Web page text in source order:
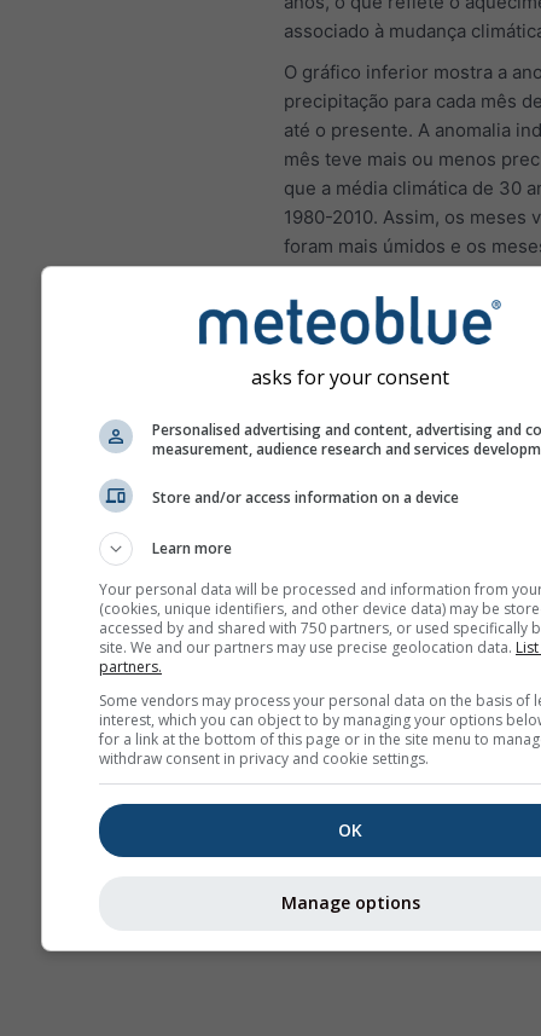
associado à mudança
O gráfico inferior mostra a
precipitação para cada mês
até o presente. A anomalia
mês teve mais ou menos
que a média climática de 30
1980-2010. Assim, os meses
foram mais úmidos e os
mais secos do que o normal.
Mudança climática -
precipitação por mês
Mês
May Jun Jul
Sep Oct Nov
asks for your consent
Personalised advertising and content, advertising and
measurement, audience research and services
Store and/or access information on a device
Learn more
Your personal data will be processed and information from
(cookies, unique identifiers, and other device data) may be
accessed by and shared with 750 partners, or used specifically
site. We and our partners may use precise geolocation data.
partners.
Some vendors may process your personal data on the basis of
interest, which you can object to by managing your options
for a link at the bottom of this page or in the site menu to
withdraw consent in privacy and cookie settings.
OK
Manage options